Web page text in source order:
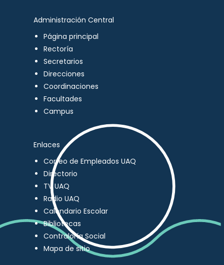
Administración Central
Página principal
Rectoría
Secretarios
Direcciones
Coordinaciones
Facultades
Campus
Enlaces
Correo de Empleados UAQ
Directorio
TV UAQ
Radio UAQ
Calendario Escolar
Bibliotecas
Contraloría Social
Mapa de sitio